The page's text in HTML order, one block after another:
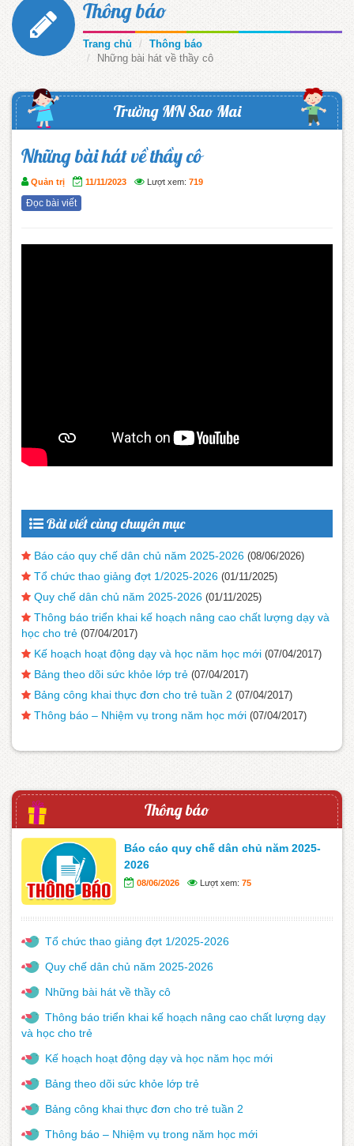
Thông báo
Trang chủ
Thông báo
Những bài hát về thầy cô
Trường MN Sao Mai
Những bài hát về thầy cô
Quản trị 11/11/2023 Lượt xem: 719
Đọc bài viết
Bài viết cùng chuyên mục
Báo cáo quy chế dân chủ năm 2025-2026 (08/06/2026)
Tổ chức thao giảng đợt 1/2025-2026 (01/11/2025)
Quy chế dân chủ năm 2025-2026 (01/11/2025)
Thông báo triển khai kế hoạch nâng cao chất lượng dạy và
học cho trẻ (07/04/2017)
Kế hoạch hoạt động dạy và học năm học mới (07/04/2017)
Bảng theo dõi sức khỏe lớp trẻ (07/04/2017)
Bảng công khai thực đơn cho trẻ tuần 2 (07/04/2017)
Thông báo – Nhiệm vụ trong năm học mới (07/04/2017)
Thông báo
Báo cáo quy chế dân chủ năm 2025-
2026
08/06/2026 Lượt xem: 75
Tổ chức thao giảng đợt 1/2025-2026
Quy chế dân chủ năm 2025-2026
Những bài hát về thầy cô
Thông báo triển khai kế hoạch nâng cao chất lượng dạy
và học cho trẻ
Kế hoạch hoạt động dạy và học năm học mới
Bảng theo dõi sức khỏe lớp trẻ
Bảng công khai thực đơn cho trẻ tuần 2
Thông báo – Nhiệm vụ trong năm học mới